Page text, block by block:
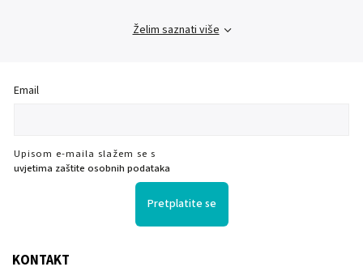
Želim saznati više
Email
Upisom e-maila slažem se s
uvjetima zaštite osobnih podataka
Pretplatite se
KONTAKT